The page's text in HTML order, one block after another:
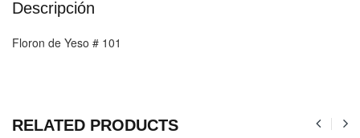
Descripción
Floron de Yeso # 101
RELATED PRODUCTS